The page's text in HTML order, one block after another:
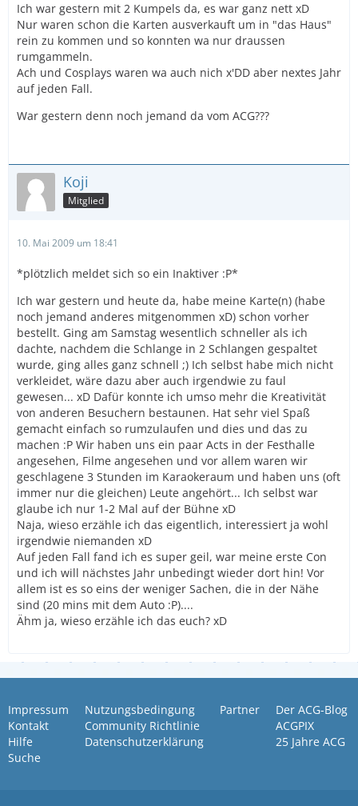
Ich war gestern mit 2 Kumpels da, es war ganz nett xD
Nur waren schon die Karten ausverkauft um in "das Haus"
rein zu kommen und so konnten wa nur draussen
rumgammeln.
Ach und Cosplays waren wa auch nich x'DD aber nextes Jahr
auf jeden Fall.
War gestern denn noch jemand da vom ACG???
Koji
Mitglied
10. Mai 2009 um 18:41
*plötzlich meldet sich so ein Inaktiver :P*
Ich war gestern und heute da, habe meine Karte(n) (habe
noch jemand anderes mitgenommen xD) schon vorher
bestellt. Ging am Samstag wesentlich schneller als ich
dachte, nachdem die Schlange in 2 Schlangen gespaltet
wurde, ging alles ganz schnell ;) Ich selbst habe mich nicht
verkleidet, wäre dazu aber auch irgendwie zu faul
gewesen... xD Dafür konnte ich umso mehr die Kreativität
von anderen Besuchern bestaunen. Hat sehr viel Spaß
gemacht einfach so rumzulaufen und dies und das zu
machen :P Wir haben uns ein paar Acts in der Festhalle
angesehen, Filme angesehen und vor allem waren wir
geschlagene 3 Stunden im Karaokeraum und haben uns (oft
immer nur die gleichen) Leute angehört... Ich selbst war
glaube ich nur 1-2 Mal auf der Bühne xD
Naja, wieso erzähle ich das eigentlich, interessiert ja wohl
irgendwie niemanden xD
Auf jeden Fall fand ich es super geil, war meine erste Con
und ich will nächstes Jahr unbedingt wieder dort hin! Vor
allem ist es so eins der weniger Sachen, die in der Nähe
sind (20 mins mit dem Auto :P)....
Ähm ja, wieso erzähle ich das euch? xD
Impressum
Kontakt
Hilfe
Suche
Nutzungsbedingung
Community Richtlinie
Datenschutzerklärung
Partner
Der ACG-Blog
ACGPIX
25 Jahre ACG